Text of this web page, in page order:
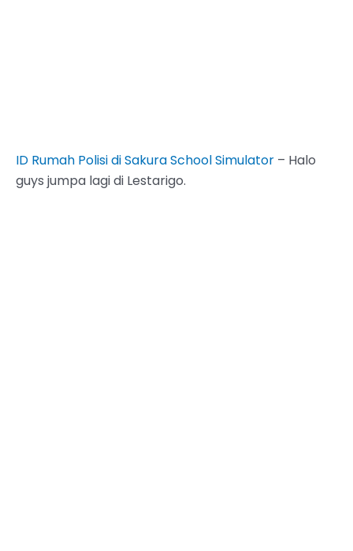
ID Rumah Polisi di Sakura School Simulator – Halo
guys jumpa lagi di Lestarigo.